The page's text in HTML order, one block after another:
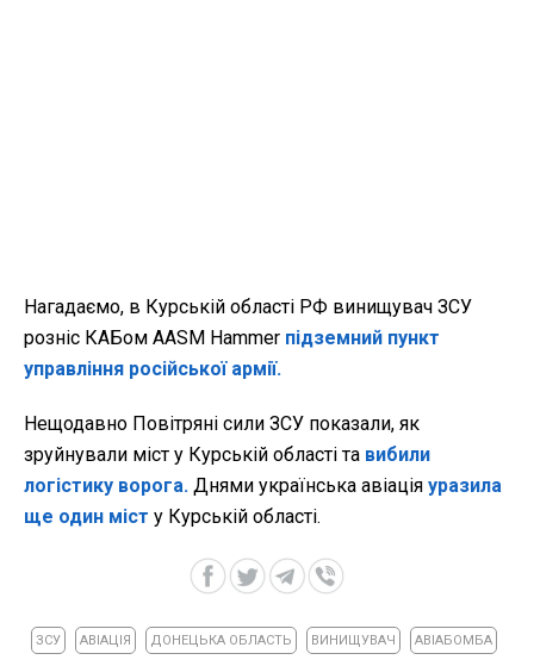
Нагадаємо, в Курській області РФ винищувач ЗСУ
розніс КАБом AASM Hammer підземний пункт
управління російської армії.
Нещодавно Повітряні сили ЗСУ показали, як
зруйнували міст у Курській області та вибили
логістику ворога. Днями українська авіація уразила
ще один міст у Курській області.
ЗСУ АВІАЦІЯ ДОНЕЦЬКА ОБЛАСТЬ ВИНИЩУВАЧ АВІАБОМБА